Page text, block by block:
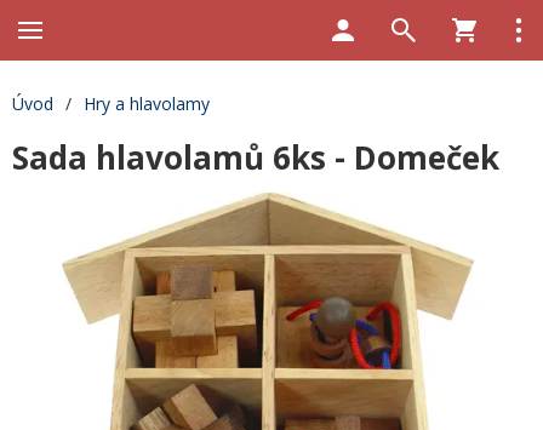
Úvod / Hry a hlavolamy
Sada hlavolamů 6ks - Domeček